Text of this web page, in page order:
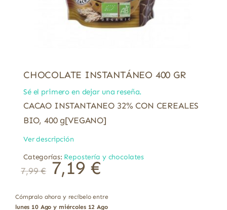
CHOCOLATE INSTANTÁNEO 400 GR
Sé el primero en dejar una reseña.
CACAO INSTANTANEO 32% CON CEREALES
BIO, 400 g[VEGANO]
Ver descripción
Categorías: Repostería y chocolates
7,99€ 7,19 €
Cómpralo ahora y recíbelo entre
lunes 10 Ago y miércoles 12 Ago